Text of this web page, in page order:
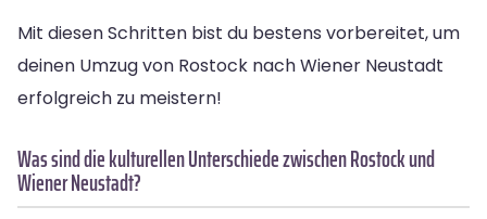
Mit diesen Schritten bist du bestens vorbereitet, um
deinen Umzug von Rostock nach Wiener Neustadt
erfolgreich zu meistern!
Was sind die kulturellen Unterschiede zwischen Rostock und
Wiener Neustadt?